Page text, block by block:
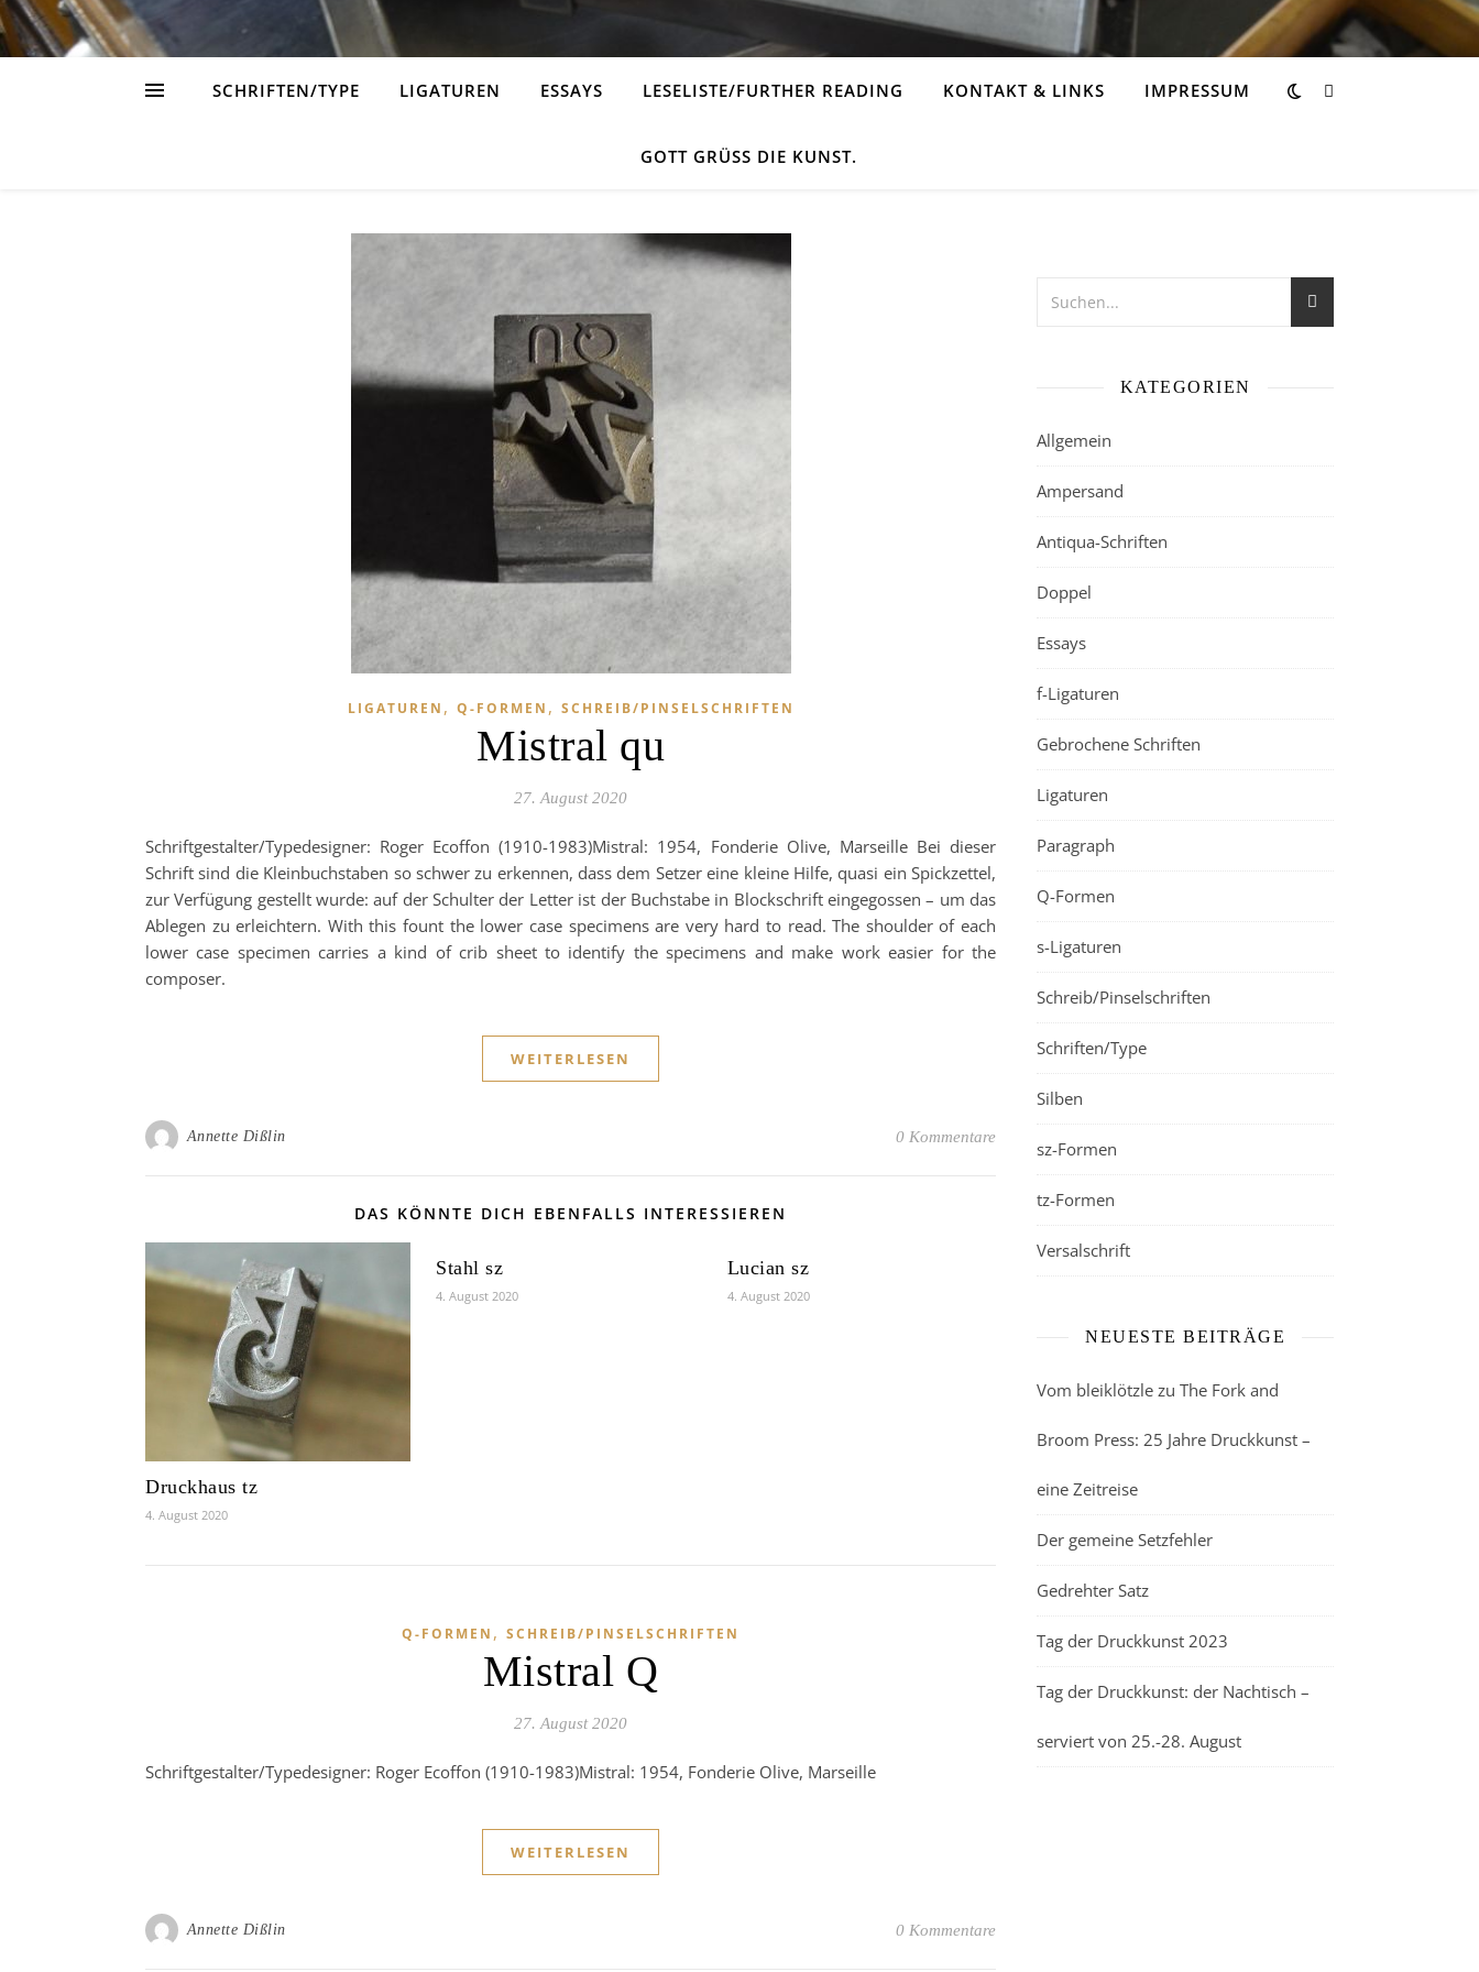
SCHRIFTEN/TYPE LIGATUREN ESSAYS LESELISTE/FURTHER READING KONTAKT & LINKS IMPRESSUM
GOTT GRÜSS DIE KUNST.
LIGATUREN , Q-FORMEN , SCHREIB/PINSELSCHRIFTEN
Mistral qu
27. August 2020
Schriftgestalter/Typedesigner: Roger Ecoffon (1910-1983)Mistral: 1954, Fonderie Olive, Marseille Bei dieser
Schrift sind die Kleinbuchstaben so schwer zu erkennen, dass dem Setzer eine kleine Hilfe, quasi ein Spickzettel,
zur Verfügung gestellt wurde: auf der Schulter der Letter ist der Buchstabe in Blockschrift eingegossen – um das
Ablegen zu erleichtern. With this fount the lower case specimens are very hard to read. The shoulder of each
lower case specimen carries a kind of crib sheet to identify the specimens and make work easier for the
composer.
WEITERLESEN
Annette Dißlin 0 Kommentare
DAS KÖNNTE DICH EBENFALLS INTERESSIEREN
Druckhaus tz
4. August 2020
Stahl sz
4. August 2020
Lucian sz
4. August 2020
Q-FORMEN , SCHREIB/PINSELSCHRIFTEN
Mistral Q
27. August 2020
Schriftgestalter/Typedesigner: Roger Ecoffon (1910-1983)Mistral: 1954, Fonderie Olive, Marseille
WEITERLESEN
Annette Dißlin 0 Kommentare
KATEGORIEN
Allgemein
Ampersand
Antiqua-Schriften
Doppel
Essays
f-Ligaturen
Gebrochene Schriften
Ligaturen
Paragraph
Q-Formen
s-Ligaturen
Schreib/Pinselschriften
Schriften/Type
Silben
sz-Formen
tz-Formen
Versalschrift
NEUESTE BEITRÄGE
Vom bleiklötzle zu The Fork and
Broom Press: 25 Jahre Druckkunst –
eine Zeitreise
Der gemeine Setzfehler
Gedrehter Satz
Tag der Druckkunst 2023
Tag der Druckkunst: der Nachtisch –
serviert von 25.-28. August